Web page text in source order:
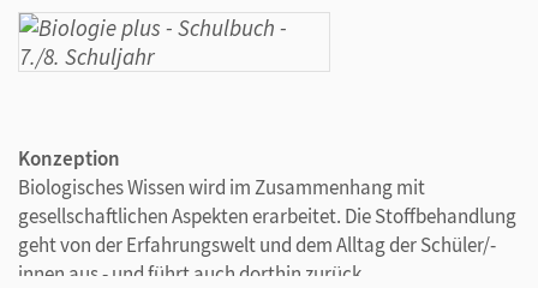
Konzeption
Biologisches Wissen wird im Zusammenhang mit
gesellschaftlichen Aspekten erarbeitet. Die Stoffbehandlung
geht von der Erfahrungswelt und dem Alltag der Schüler/-
innen aus - und führt auch dorthin zurück.